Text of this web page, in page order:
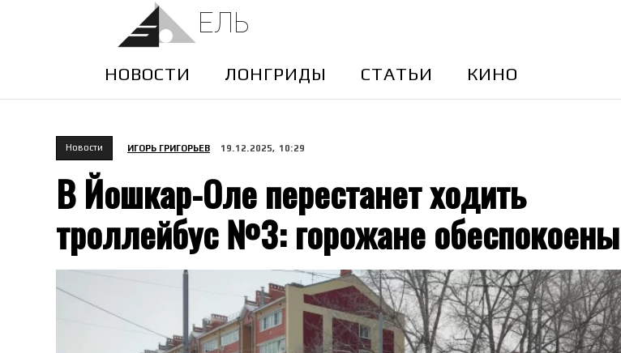
ЕЛЬ
НОВОСТИ ЛОНГРИДЫ CТАТЬИ КИНО
Новости ИГОРЬ ГРИГОРЬЕВ 19.12.2025, 10:29
В Йошкар-Оле перестанет ходить
троллейбус №3: горожане обеспокоены